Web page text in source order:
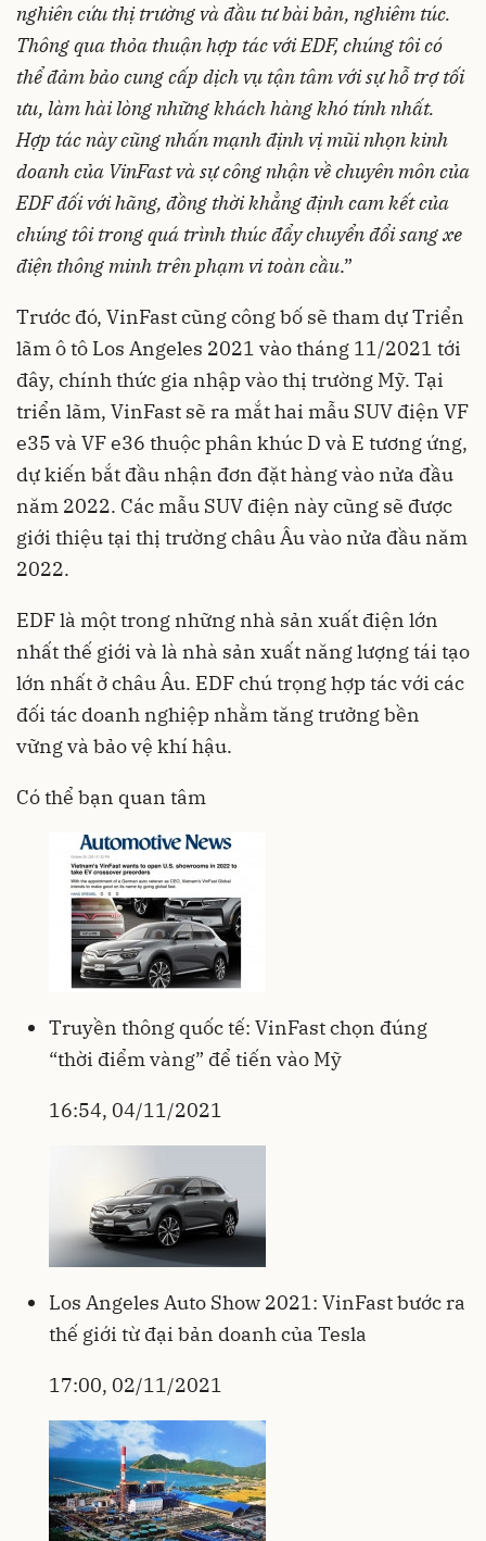
nghiên cứu thị trường và đầu tư bài bản, nghiêm túc.
Thông qua thỏa thuận hợp tác với EDF, chúng tôi có
thể đảm bảo cung cấp dịch vụ tận tâm với sự hỗ trợ tối
ưu, làm hài lòng những khách hàng khó tính nhất.
Hợp tác này cũng nhấn mạnh định vị mũi nhọn kinh
doanh của VinFast và sự công nhận về chuyên môn của
EDF đối với hãng, đồng thời khẳng định cam kết của
chúng tôi trong quá trình thúc đẩy chuyển đổi sang xe
điện thông minh trên phạm vi toàn cầu.”
Trước đó, VinFast cũng công bố sẽ tham dự Triển
lãm ô tô Los Angeles 2021 vào tháng 11/2021 tới
đây, chính thức gia nhập vào thị trường Mỹ. Tại
triển lãm, VinFast sẽ ra mắt hai mẫu SUV điện VF
e35 và VF e36 thuộc phân khúc D và E tương ứng,
dự kiến bắt đầu nhận đơn đặt hàng vào nửa đầu
năm 2022. Các mẫu SUV điện này cũng sẽ được
giới thiệu tại thị trường châu Âu vào nửa đầu năm
2022.
EDF là một trong những nhà sản xuất điện lớn
nhất thế giới và là nhà sản xuất năng lượng tái tạo
lớn nhất ở châu Âu. EDF chú trọng hợp tác với các
đối tác doanh nghiệp nhằm tăng trưởng bền
vững và bảo vệ khí hậu.
Có thể bạn quan tâm
Truyền thông quốc tế: VinFast chọn đúng
“thời điểm vàng” để tiến vào Mỹ
16:54, 04/11/2021
Los Angeles Auto Show 2021: VinFast bước ra
thế giới từ đại bản doanh của Tesla
17:00, 02/11/2021